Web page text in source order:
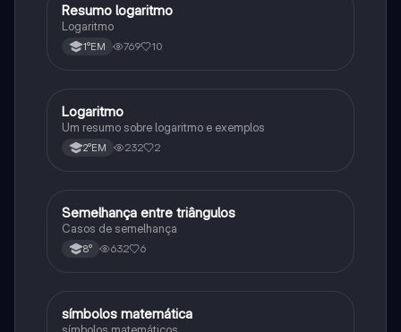
Matematica
Resumo logaritmo
Logaritmo
1°EM 769 10
Matematica
Logaritmo
Um resumo sobre logaritmo e exemplos
2°EM 232 2
Matematica
Semelhança entre triângulos
Casos de semelhança
8° 632 6
Matematica
símbolos matemática